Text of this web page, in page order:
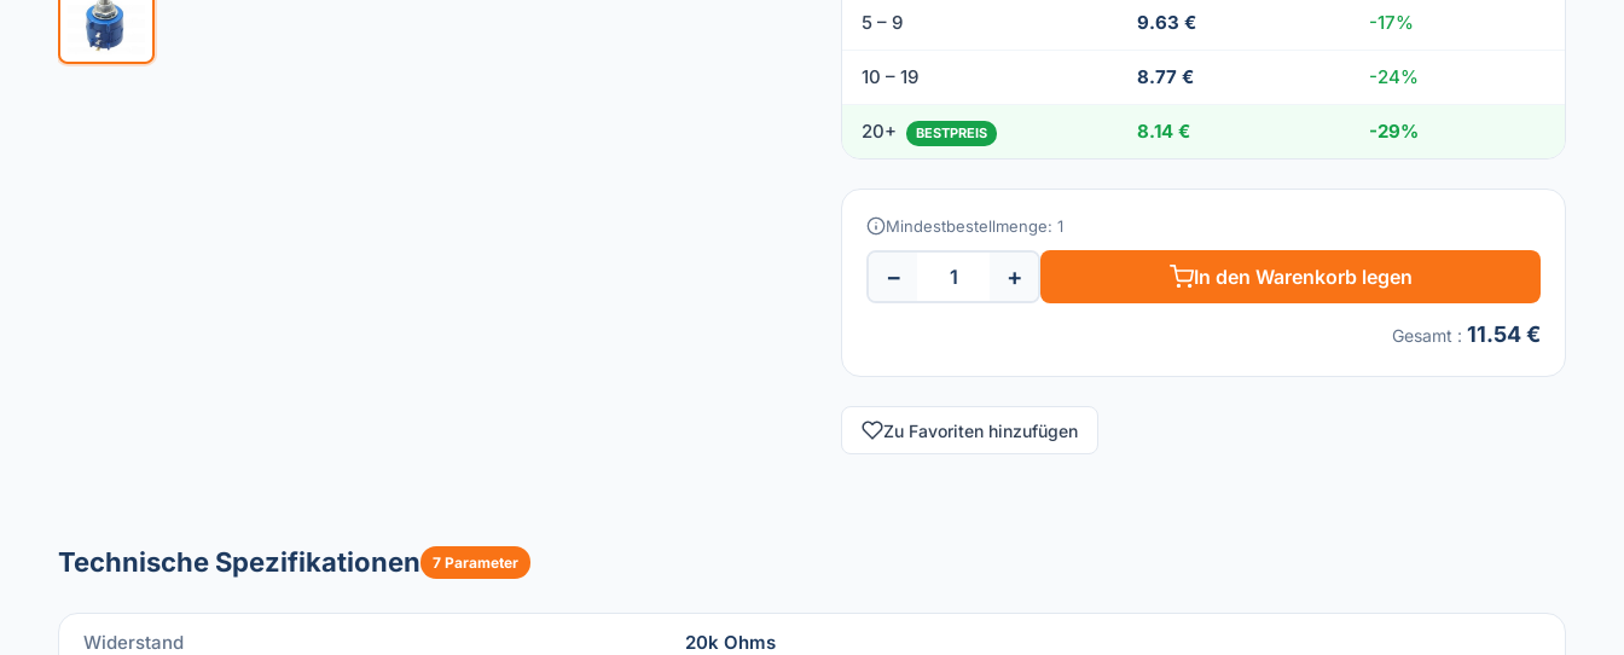
5 – 9 9.63 € -17%
10 – 19 8.77 € -24%
20+ BESTPREIS 8.14 € -29%
Mindestbestellmenge: 1
− + In den Warenkorb legen
Gesamt : 11.54 €
Zu Favoriten hinzufügen
Technische Spezifikationen 7 Parameter
Widerstand 20k Ohms